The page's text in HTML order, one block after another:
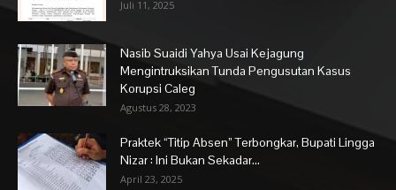
Juli 11, 2025
Nasib Suaidi Yahya Usai Kejagung
Mengintruksikan Tunda Pengusutan Kasus
Korupsi Caleg
Agustus 28, 2023
Praktek “Titip Absen” Terbongkar, Bupati Lingga
Nizar : Ini Bukan Sekadar...
April 23, 2025